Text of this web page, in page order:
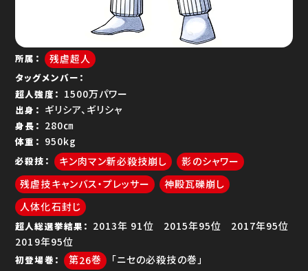
所属 残虐超人
タッグメンバー
超人強度
1500万パワー
出身 ギリシア、ギリシャ
身長 280㎝
体重 950kg
必殺技 キン肉マン新必殺技崩し
影のシャワー
残虐技キャンバス・プレッサー
神殿瓦礫崩し
人体化石封じ
超人総選挙結果 91位 95位
95位
95位
初登場巻 26 「ニセの必殺技の巻」